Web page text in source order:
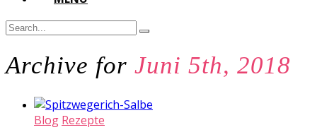
Archive for Juni 5th, 2018
Blog Rezepte